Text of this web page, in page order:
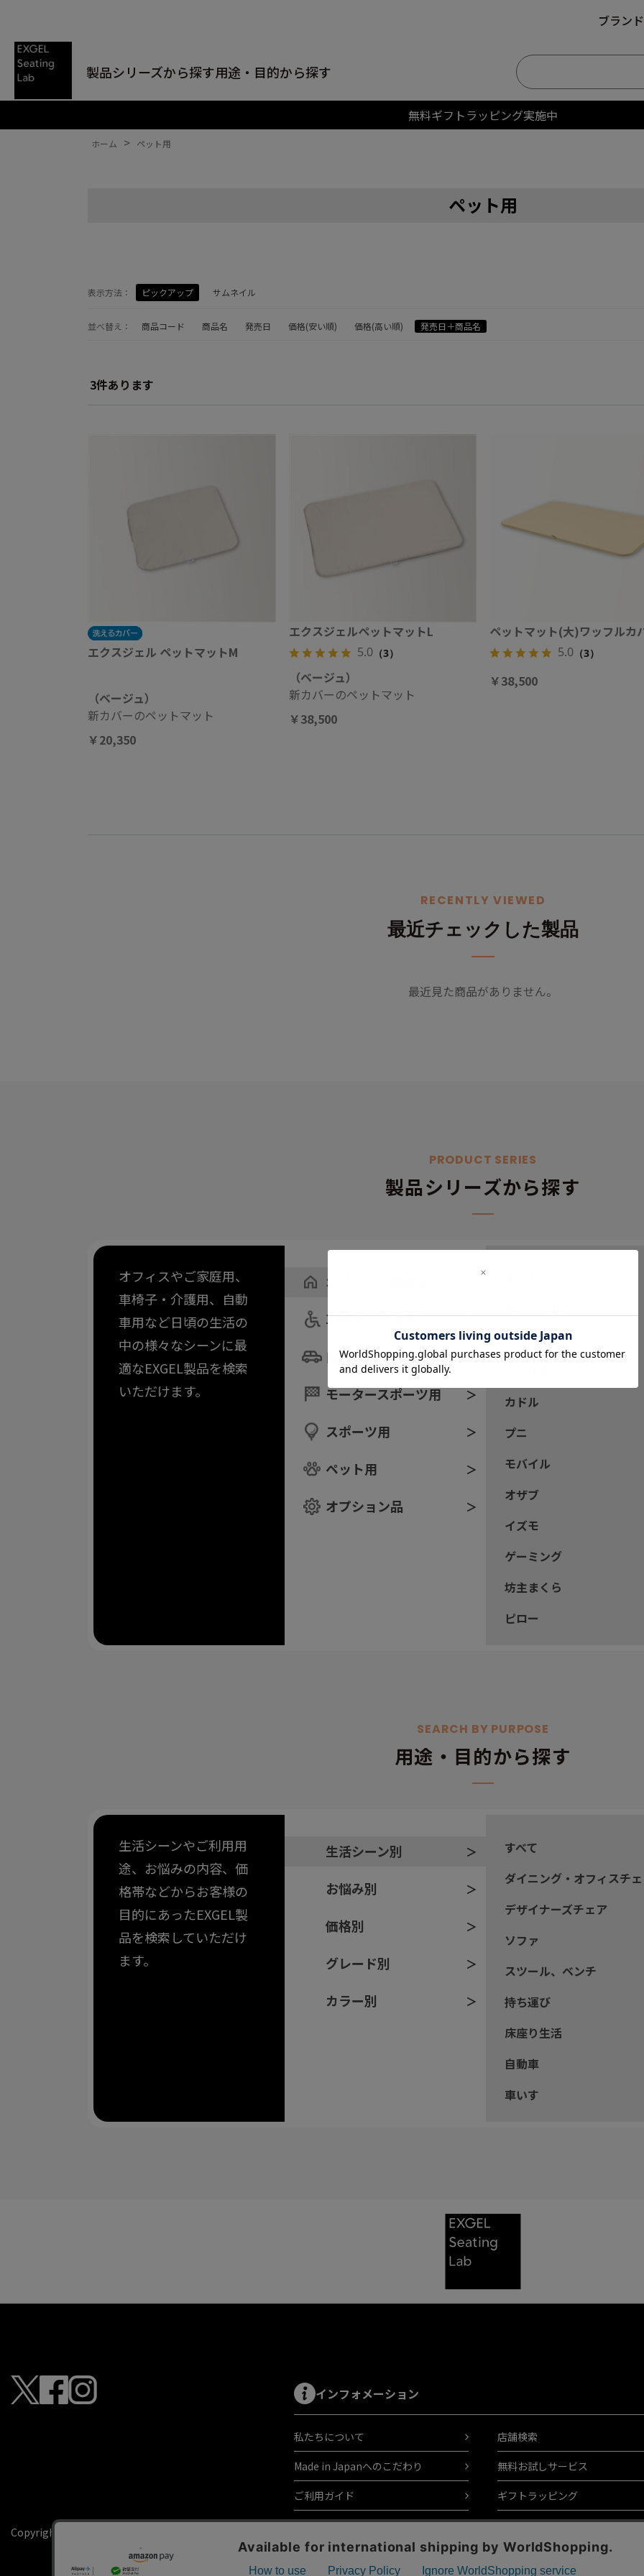
ブラン
製品シリーズから探す用途・目的から探す
無料ギフトラッピング実施中
ホーム > ペット用
ペット用
表示方法： ピックアップ サムネイル
並べ替え： 商品コード 商品名 発売日 価格(安い順) 価格(高い順) 発売日＋商品名
3件あります
エクスジェル ペットマットM
（ベージュ）
新カバーのペットマット
￥20,350
エクスジェルペットマットL
5.0（3）
（ベージュ）
新カバーのペットマット
￥38,500
ペットマット(大)ワッフルカ
5.0 （3）
￥38,500
RECENTLY VIEWED
最近チェックした製品
最近見た商品がありません。
PRODUCT SERIES
製品シリーズから探す
オフィスやご家庭用、
車椅子・介護用、自動
車用など日頃の生活の
中の様々なシーンに最
適なEXGEL製品を検索
いただけます。
オフィス・家庭用
車椅子・介護用
自動車用
モータースポーツ用
スポーツ用
ペット用
オプション品
ハグ
カドル
プニ
モバイル
オザブ
イズモ
ゲーミング
坊主まくら
ピロー
SEARCH BY PURPOSE
用途・目的から探す
生活シーンやご利用用
途、お悩みの内容、価
格帯などからお客様の
目的にあったEXGEL製
品を検索していただけ
ます。
生活シーン別
お悩み別
価格別
グレード別
カラー別
すべて
ダイニング・オフィスチ
デザイナーズチェア
ソファ
スツール、ベンチ
持ち運び
床座り生活
自動車
車いす
Copyright © KAJI co.,ltd. All rights reserved.
インフォメーション
私たちについて
Made in Japanへのこだわり
ご利用ガイド
よくあるご質問
店舗検索
無料お試しサービス
ギフトラッピング